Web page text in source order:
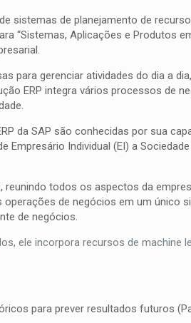
de planejamento de
“Sistemas, Aplicações e Produtos
para gerenciar atividades do dia a
ERP integra vários processos de
da SAP são conhecidas por sua
Individual (EI) a
todos os aspectos da
de negócios em um único
de negócios.
ele incorpora recursos de machine
para prever resultados futuros